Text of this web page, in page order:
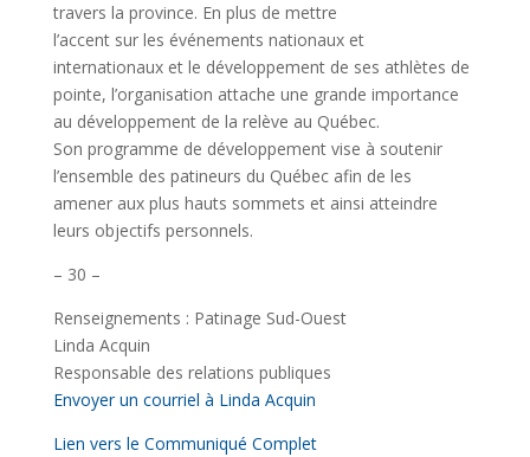
travers la province. En plus de mettre
l’accent sur les événements nationaux et
internationaux et le développement de ses athlètes de
pointe, l’organisation attache une grande importance
au développement de la relève au Québec.
Son programme de développement vise à soutenir
l’ensemble des patineurs du Québec afin de les
amener aux plus hauts sommets et ainsi atteindre
leurs objectifs personnels.
– 30 –
Renseignements : Patinage Sud-Ouest
Linda Acquin
Responsable des relations publiques
Envoyer un courriel à Linda Acquin
Lien vers le Communiqué Complet